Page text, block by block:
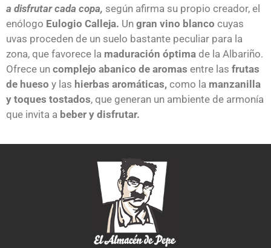
a disfrutar cada copa, según afirma su propio creador, el
enólogo Eulogio Calleja. Un gran vino blanco cuyas
uvas proceden de un suelo bastante peculiar para la
zona, que favorece la maduración óptima de la Albariño.
Ofrece un complejo abanico de aromas entre las frutas
de hueso y las hierbas aromáticas, como la manzanilla
y toques tostados, que generan un ambiente de armonía
que invita a beber y disfrutar.